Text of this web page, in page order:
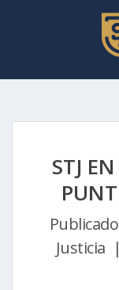
STJ
Justicia